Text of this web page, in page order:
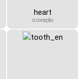
heart
o coração